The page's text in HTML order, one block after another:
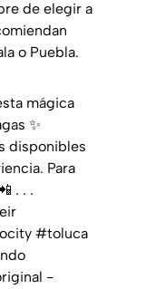
de elegir a
o Puebla.
mágica
✨
disponibles
Para
. . .
#toluca
-